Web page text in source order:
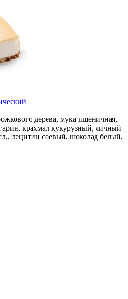
дерева, мука пшеничная,
крахмал кукурузный, яичный
лецитин соевый, шоколад белый,